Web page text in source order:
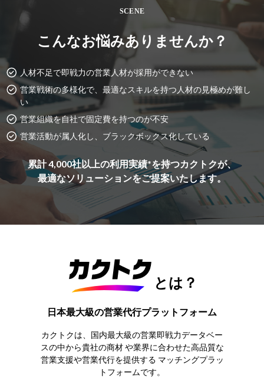
SCENE
こんなお悩みありませんか？
人材不足で即戦力の営業人材が採用ができない
営業戦術の多様化で、最適なスキルを持つ人材の見極めが難し
い
営業組織を自社で固定費を持つのが不安
営業活動が属人化し、ブラックボックス化している
累計 4,000社以上の利用実績*を持つカクトクが、
最適なソリューションをご提案いたします。
とは？
日本最大級の営業代行プラットフォーム
カクトクは、国内最大級の営業即戦力データベー
スの中から貴社の商材や業界に合わせた高品質な
営業支援や営業代行を提供する マッチングプラッ
トフォームです。